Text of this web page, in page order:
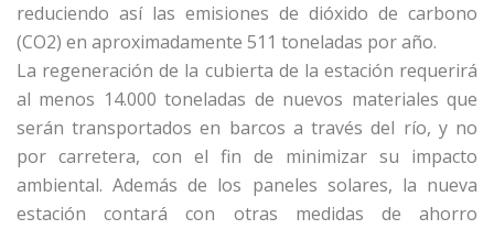
reduciendo así las emisiones de dióxido de carbono
(CO2) en aproximadamente 511 toneladas por año.
La regeneración de la cubierta de la estación requerirá
al menos 14.000 toneladas de nuevos materiales que
serán transportados en barcos a través del río, y no
por carretera, con el fin de minimizar su impacto
ambiental. Además de los paneles solares, la nueva
estación contará con otras medidas de ahorro